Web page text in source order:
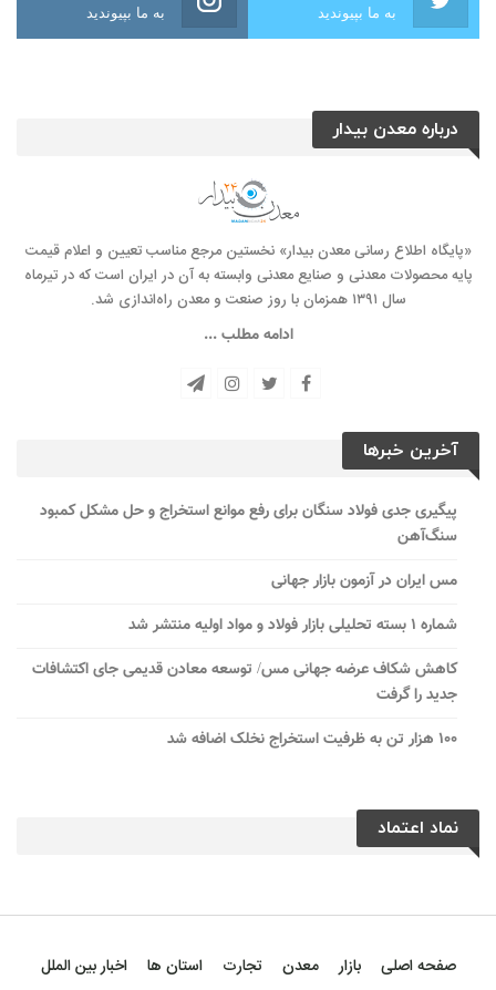
به ما بپیوندید به ما بپیوندید
درباره معدن بیدار
«پایگاه اطلاع رسانی معدن بیدار» نخستین مرجع مناسب تعیین و اعلام قیمت
پایه محصولات معدنی و صنایع معدنی وابسته به آن در ایران است که در تیرماه
سال ۱۳۹۱ همزمان با روز صنعت و معدن راه‌‌اندازی شد.
ادامه مطلب ...
آخرین خبرها
پیگیری جدی فولاد سنگان برای رفع موانع استخراج و حل مشکل کمبود
سنگ‌آهن
مس ایران در آزمون بازار جهانی
شماره ۱ بسته تحلیلی بازار فولاد و مواد اولیه منتشر شد
کاهش شکاف عرضه جهانی مس/ توسعه معادن قدیمی جای اکتشافات
جدید را گرفت
۱۰۰ هزار تن به ظرفیت استخراج نخلک اضافه شد
نماد اعتماد
صفحه اصلی بازار معدن تجارت استان ها
اخبار بین الملل